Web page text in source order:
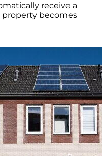
receive a
property becomes